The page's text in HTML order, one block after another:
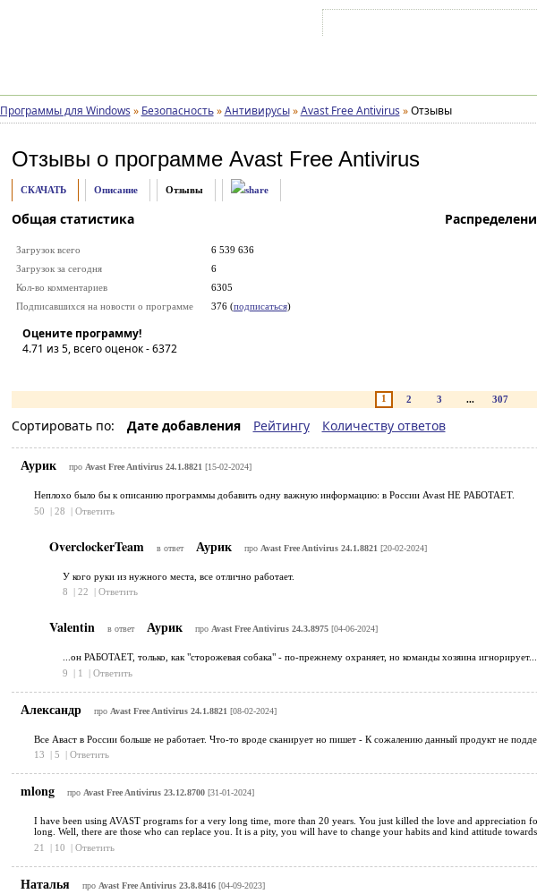
Программы для Windows » Безопасность » Антивирусы » Avast Free Antivirus » Отзывы
Отзывы о программе Avast Free Antivirus
СКАЧАТЬ Описание Отзывы
Общая статистика
Загрузок всего
6 539 636
Загрузок за сегодня
6
Кол-во комментариев
6305
Подписавшихся на новости о программе
376 (подписаться)
Оцените программу!
4.71 из 5, всего оценок -6372
1 2 3 ... 307
Сортировать по: Дате добавления Рейтингу Количеству ответов
Аурик про Avast Free Antivirus 24.1.8821 [15-02-2024]
Неплохо было бы к описанию программы добавить одну важную информацию: в России Avast НЕ РАБОТАЕТ.
50
| 28 | Ответить
OverclockerTeam в ответ Аурик про Avast Free Antivirus 24.1.8821 [20-02-2024]
У кого руки из нужного места, все отлично работает.
8
| 22 | Ответить
Valentin в ответ Аурик про Avast Free Antivirus 24.3.8975[04-06-2024]
...он РАБОТАЕТ, только, как "сторожевая собака" - по-прежнему охраняет, но команды хозяина игнорирует...
9
| 1 | Ответить
Александр про Avast Free Antivirus 24.1.8821 [08-02-2024]
Все Аваст в России больше не работает. Что-то вроде сканирует но пишет - К сожалению данный продукт не
13
| 5 | Ответить
mlong про Avast Free Antivirus 23.12.8700[31-01-2024]
I have been using AVAST programs for a very long time, more than 20 years. You just killed the love and appreciation
long. Well, there are those who can replace you. It is a pity, you will have to change your habits and kind attitude towards
21
| 10 | Ответить
Наталья про Avast Free Antivirus 23.8.8416[04-09-2023]